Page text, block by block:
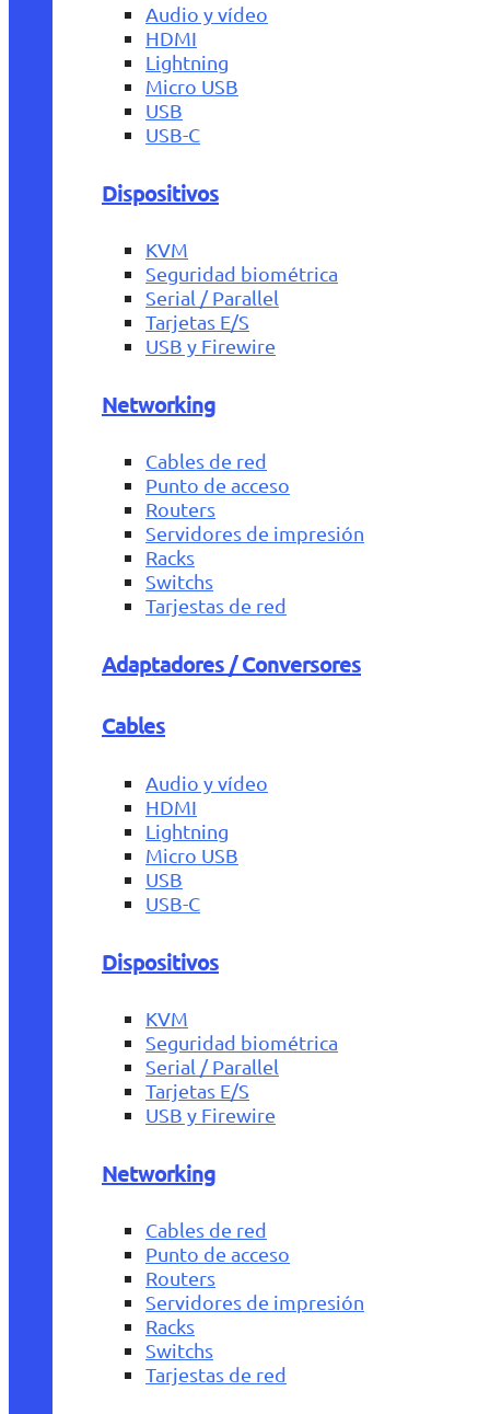
Audio y vídeo
HDMI
Lightning
Micro USB
USB
USB-C
Dispositivos
KVM
Seguridad biométrica
Serial / Parallel
Tarjetas E/S
USB y Firewire
Networking
Cables de red
Punto de acceso
Routers
Servidores de impresión
Racks
Switchs
Tarjestas de red
Adaptadores / Conversores
Cables
Audio y vídeo
HDMI
Lightning
Micro USB
USB
USB-C
Dispositivos
KVM
Seguridad biométrica
Serial / Parallel
Tarjetas E/S
USB y Firewire
Networking
Cables de red
Punto de acceso
Routers
Servidores de impresión
Racks
Switchs
Tarjestas de red